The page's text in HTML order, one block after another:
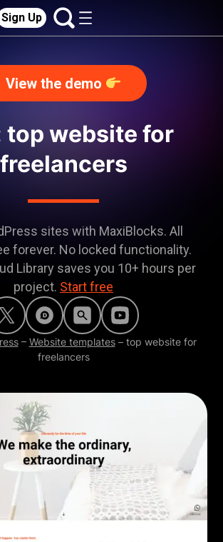
Sign Up
View the demo
top website for
freelancers
sites with MaxiBlocks. All
forever. No locked functionality.
Library saves you 10+ hours per
project. Start free
– Website templates– top website for
freelancers